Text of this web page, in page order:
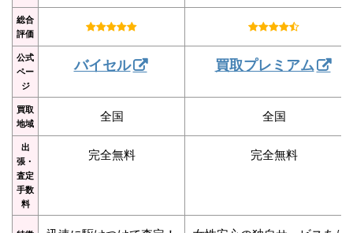
総合
評価
公式
ペー
ジ
バイセル 買取プレミアム
買取
地域
全国 全国
出
張・
査定
手数
料
完全無料 完全無料